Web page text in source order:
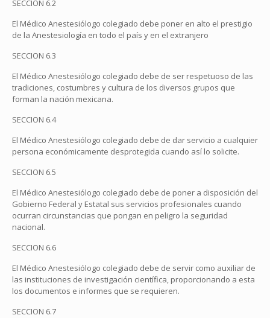
SECCION 6.2
El Médico Anestesiólogo colegiado debe poner en alto el prestigio
de la Anestesiología en todo el país y en el extranjero
SECCION 6.3
El Médico Anestesiólogo colegiado debe de ser respetuoso de las
tradiciones, costumbres y cultura de los diversos grupos que
forman la nación mexicana.
SECCION 6.4
El Médico Anestesiólogo colegiado debe de dar servicio a cualquier
persona económicamente desprotegida cuando así lo solicite.
SECCION 6.5
El Médico Anestesiólogo colegiado debe de poner a disposición del
Gobierno Federal y Estatal sus servicios profesionales cuando
ocurran circunstancias que pongan en peligro la seguridad
nacional.
SECCION 6.6
El Médico Anestesiólogo colegiado debe de servir como auxiliar de
las instituciones de investigación científica, proporcionando a esta
los documentos e informes que se requieren.
SECCION 6.7